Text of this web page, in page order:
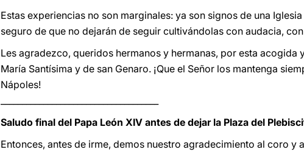
Estas experiencias no son marginales: ya son signos de una
seguro de que no dejarán de seguir cultivándolas con audacia,
Les agradezco, queridos hermanos y hermanas, por esta
María Santísima y de san Genaro. ¡Que el Señor los mantenga
Nápoles!
Saludo final del Papa León XIV antes de dejar la Plaza del
Entonces, antes de irme, demos nuestro agradecimiento al coro y